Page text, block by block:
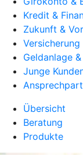
Kredit &
Zukunft &
Geldanlage
Junge
Übersicht
Beratung
Produkte